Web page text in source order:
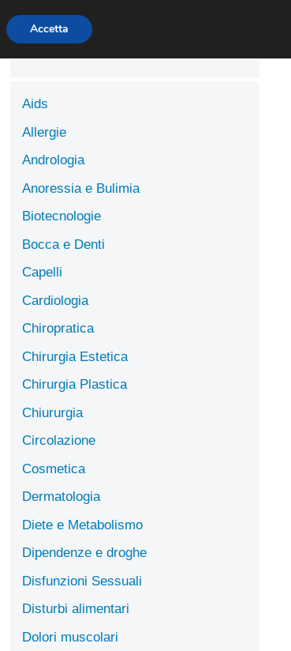
SCIENZE DELL’ALIMENTAZIONE
Aids
Allergie
Andrologia
Anoressia e Bulimia
Biotecnologie
Bocca e Denti
Capelli
Cardiologia
Chiropratica
Chirurgia Estetica
Chirurgia Plastica
Chiururgia
Circolazione
Cosmetica
Dermatologia
Diete e Metabolismo
Dipendenze e droghe
Disfunzioni Sessuali
Disturbi alimentari
Dolori muscolari
Accetta